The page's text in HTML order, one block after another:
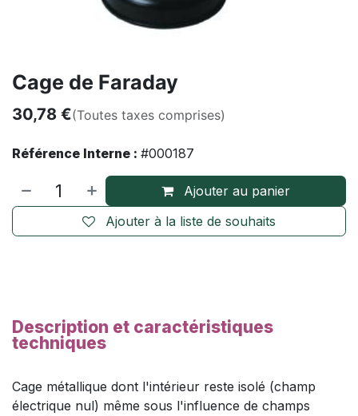
Cage de Faraday
30,78 €(Toutes taxes comprises)
Référence Interne : #000187
Ajouter au panier
Ajouter à la liste de souhaits
Description et caractéristiques
techniques
Cage métallique dont l'intérieur reste isolé (champ
électrique nul) même sous l'influence de champs